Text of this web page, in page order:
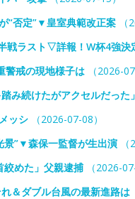
“否定”▼皇室典範改正案 （
ラスト▽詳報！W杯4強決
警戒の現地様子は （2026-
み続けたがアクセルだった」
ッシ （2026-07-08）
”▼森保一監督が生出演 （
めた」父親逮捕（2026-07-
＆ダブル台風の最新進路は